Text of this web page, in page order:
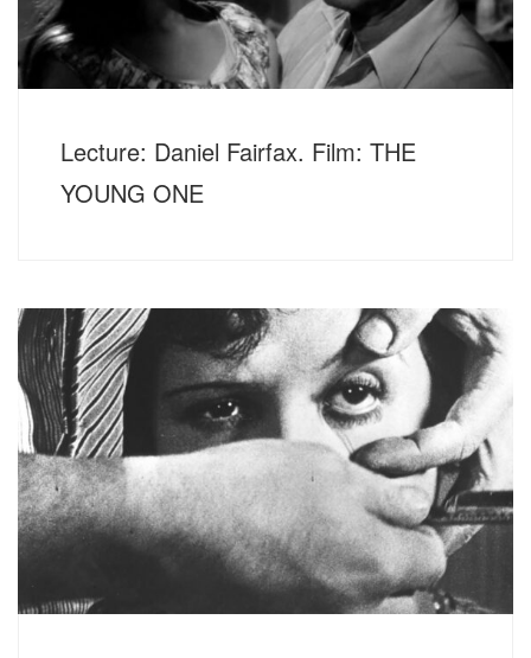
Lecture: Daniel Fairfax. Film: THE
YOUNG ONE
Donnerstag, 17. November 2022, 20 Uhr